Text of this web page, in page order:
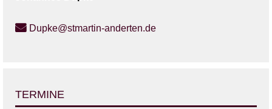
Dupke@stmartin-anderten.de
TERMINE